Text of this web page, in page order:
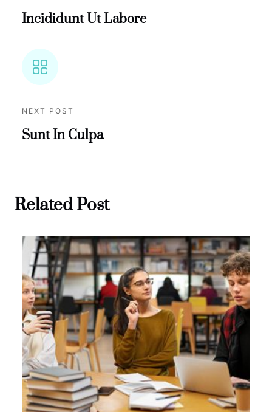
Incididunt Ut Labore
NEXT POST
Sunt In Culpa
Related Post